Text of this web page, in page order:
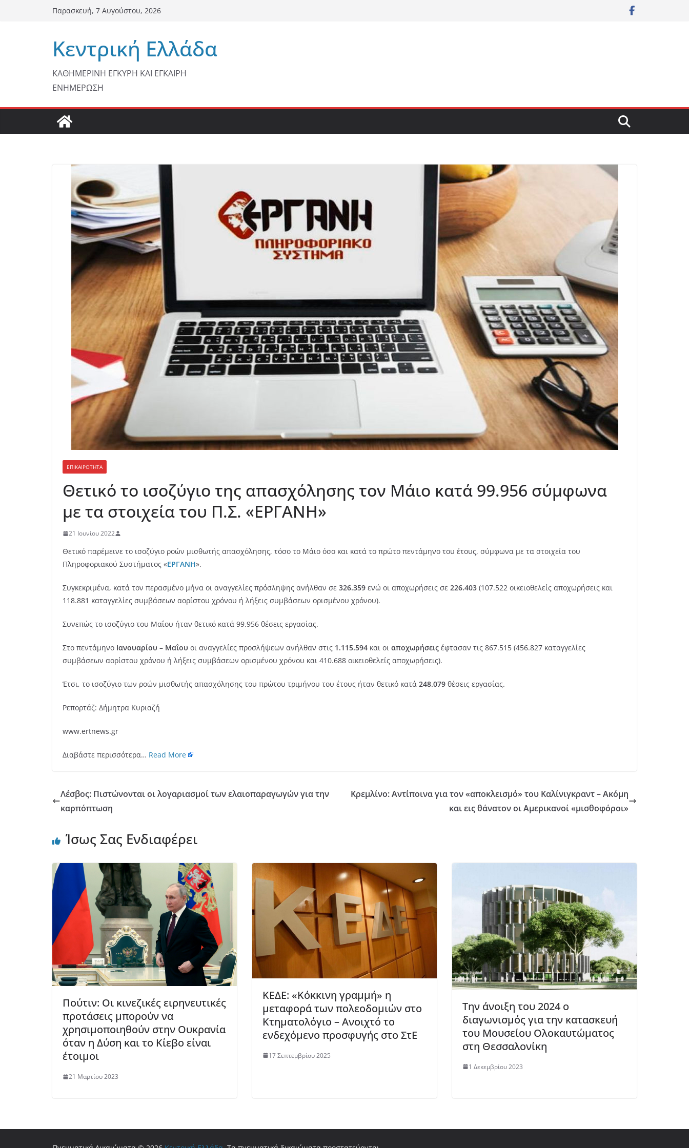
Παρασκευή, 7 Αυγούστου, 2026
Κεντρική Ελλάδα
ΚΑΘΗΜΕΡΙΝΗ ΕΓΚΥΡΗ ΚΑΙ ΕΓΚΑΙΡΗ
ΕΝΗΜΕΡΩΣΗ
ΕΠΙΚΑΙΡΟΤΗΤΑ
Θετικό το ισοζύγιο της απασχόλησης τον Μάιο κατά 99.956 σύμφωνα
με τα στοιχεία του Π.Σ. «ΕΡΓΑΝΗ»
21 Ιουνίου 2022
Θετικό παρέμεινε το ισοζύγιο ροών μισθωτής απασχόλησης, τόσο το Μάιο όσο και κατά το πρώτο πεντάμηνο του έτους, σύμφωνα με τα στοιχεία του
Πληροφοριακού Συστήματος «ΕΡΓΑΝΗ».
Συγκεκριμένα, κατά τον περασμένο μήνα οι αναγγελίες πρόσληψης ανήλθαν σε 326.359 ενώ οι αποχωρήσεις σε 226.403 (107.522 οικειοθελείς αποχωρήσεις και
118.881 καταγγελίες συμβάσεων αορίστου χρόνου ή λήξεις συμβάσεων ορισμένου χρόνου).
Συνεπώς το ισοζύγιο του Μαΐου ήταν θετικό κατά 99.956 θέσεις εργασίας.
Στο πεντάμηνο Ιανουαρίου – Μαΐου οι αναγγελίες προσλήψεων ανήλθαν στις 1.115.594 και οι αποχωρήσεις έφτασαν τις 867.515 (456.827 καταγγελίες
συμβάσεων αορίστου χρόνου ή λήξεις συμβάσεων ορισμένου χρόνου και 410.688 οικειοθελείς αποχωρήσεις).
Έτσι, το ισοζύγιο των ροών μισθωτής απασχόλησης του πρώτου τριμήνου του έτους ήταν θετικό κατά 248.079 θέσεις εργασίας.
Ρεπορτάζ: Δήμητρα Κυριαζή
www.ertnews.gr
Διαβάστε περισσότερα… Read More
Λέσβος: Πιστώνονται οι λογαριασμοί των ελαιοπαραγωγών για την
καρπόπτωση
Κρεμλίνο: Αντίποινα για τον «αποκλεισμό» του Καλίνιγκραντ – Ακόμη
και εις θάνατον οι Αμερικανοί «μισθοφόροι»
Ίσως Σας Ενδιαφέρει
Πούτιν: Οι κινεζικές ειρηνευτικές
προτάσεις μπορούν να
χρησιμοποιηθούν στην Ουκρανία
όταν η Δύση και το Κίεβο είναι
έτοιμοι
21 Μαρτίου 2023
ΚΕΔΕ: «Κόκκινη γραμμή» η
μεταφορά των πολεοδομιών στο
Κτηματολόγιο – Ανοιχτό το
ενδεχόμενο προσφυγής στο ΣτΕ
17 Σεπτεμβρίου 2025
Την άνοιξη του 2024 ο
διαγωνισμός για την κατασκευή
του Μουσείου Ολοκαυτώματος
στη Θεσσαλονίκη
1 Δεκεμβρίου 2023